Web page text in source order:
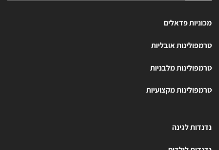
מכוניות פדאלים
טרמפולינות אובליות
טרמפולינות מלבניות
טרמפולינות מקצועיות
נדנדות לגינה